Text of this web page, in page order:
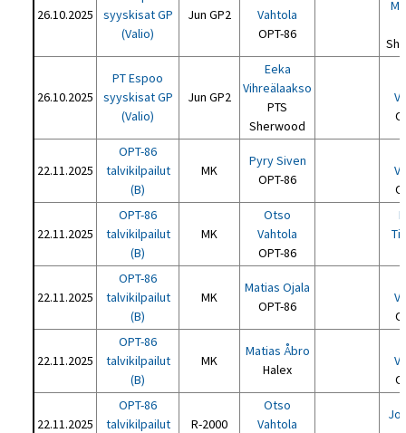
26.10.2025
syyskisat GP
(Valio)
Jun GP2
Vahtola
OPT-86
26.10.2025
PT Espoo
syyskisat GP
(Valio)
Jun GP2
Eeka
Vihreälaakso
PTS
Sherwood
22.11.2025
OPT-86
talvikilpailut
(B)
MK
Pyry Siven
OPT-86
22.11.2025
OPT-86
talvikilpailut
(B)
MK
Otso
Vahtola
OPT-86
22.11.2025
OPT-86
talvikilpailut
(B)
MK
Matias Ojala
OPT-86
22.11.2025
OPT-86
talvikilpailut
(B)
MK
Matias Åbro
Halex
22.11.2025
OPT-86
talvikilpailut
R-2000
Otso
Vahtola